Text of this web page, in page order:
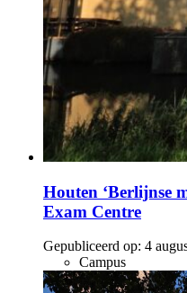
Houten ‘Berlijnse
Exam Centre
Gepubliceerd op: 4
Campus